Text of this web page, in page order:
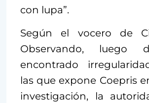
con lupa”.
Según el vocero de
Observando, luego
encontrado
las que expone Coepris
investigación, la